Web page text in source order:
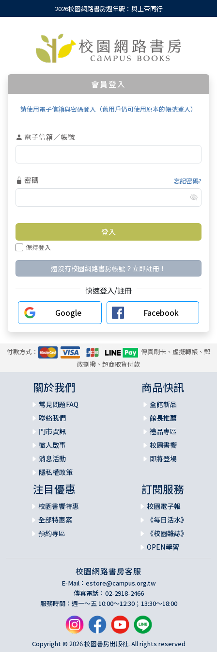
2026校園網路書房週年慶：與上帝同行
會員登入
請使用電子信箱與密碼登入（舊用戶仍可使用原本的帳號登入）
電子信箱／帳號
密碼 忘記密碼?
保持登入
還沒有校園網路書房帳號？立即註冊！
快速登入/註冊
Google Facebook
付款方式：
傳真刷卡、虛擬轉帳、郵
政劃撥、超商取貨付款
關於我們
常見問題FAQ
聯絡我們
門市資訊
徵人啟事
消息活動
隱私權政策
商品快訊
全館新品
館長推薦
禮品專區
校園書饗
即將登場
注目優惠
校園書饗特惠
全部特惠案
預約專區
訂閱服務
校園電子報
《每日活水》
《校園雜誌》
OPEN學習
校園網路書房客服
E-Mail： estore@campus.org.tw
傳真電話：02-2918-2466
服務時間：週一～五 10:00～12:30；13:30～18:00
Copyright © 2026 校園書房出版社. All rights reserved